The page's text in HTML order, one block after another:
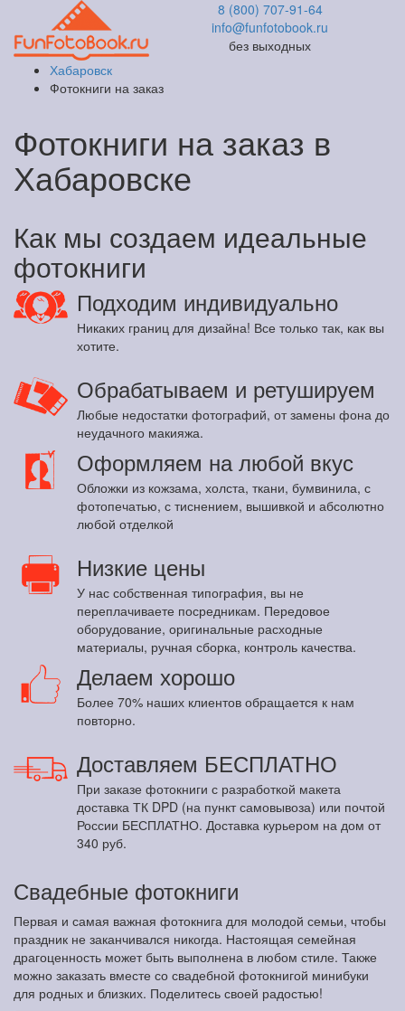
8 (800) 707-91-64
info@funfotobook.ru
без выходных
Хабаровск
Фотокниги на заказ
Фотокниги на заказ в
Хабаровске
Как мы создаем идеальные
фотокниги
Подходим индивидуально
Никаких границ для дизайна! Все только так, как вы
хотите.
Обрабатываем и ретушируем
Любые недостатки фотографий, от замены фона до
неудачного макияжа.
Оформляем на любой вкус
Обложки из кожзама, холста, ткани, бумвинила, с
фотопечатью, с тиснением, вышивкой и абсолютно
любой отделкой
Низкие цены
У нас собственная типография, вы не
переплачиваете посредникам. Передовое
оборудование, оригинальные расходные
материалы, ручная сборка, контроль качества.
Делаем хорошо
Более 70% наших клиентов обращается к нам
повторно.
Доставляем БЕСПЛАТНО
При заказе фотокниги с разработкой макета
доставка ТК DPD (на пункт самовывоза) или почтой
России БЕСПЛАТНО. Доставка курьером на дом от
340 руб.
Свадебные фотокниги
Первая и самая важная фотокнига для молодой семьи, чтобы
праздник не заканчивался никогда. Настоящая семейная
драгоценность может быть выполнена в любом стиле. Также
можно заказать вместе со свадебной фотокнигой минибуки
для родных и близких. Поделитесь своей радостью!